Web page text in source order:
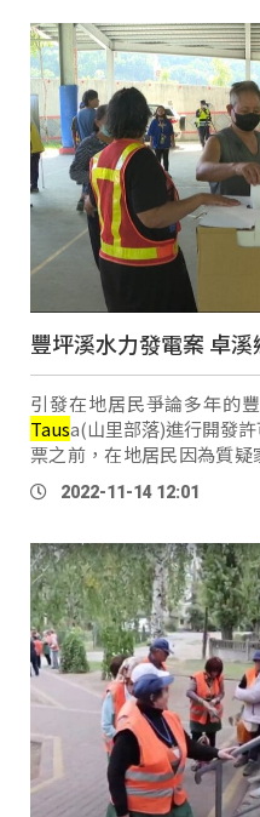
豐坪溪水力發電案 卓
引發在地居民爭論多年的
Tausa(山里部落)進行開發
票之前，在地居民因為質疑
投票的合法性而引發爭論。 在地居民柯真光表示：「知本光
電案，法院判 …
2022-11-14 12:01